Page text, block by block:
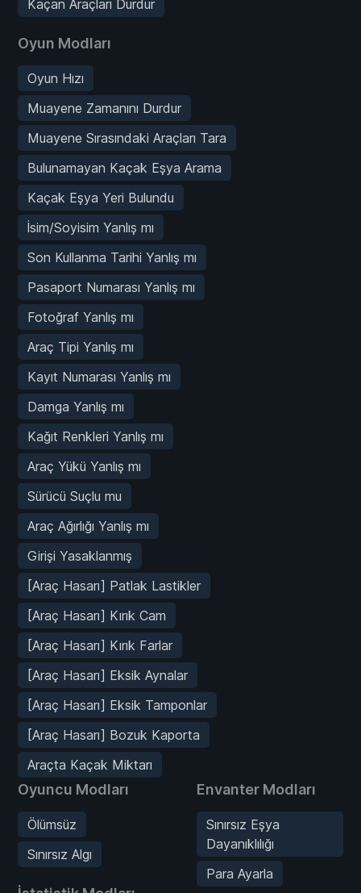
Kaçan Araçları Durdur
Oyun Modları
Oyun Hızı
Muayene Zamanını Durdur
Muayene Sırasındaki Araçları Tara
Bulunamayan Kaçak Eşya Arama
Kaçak Eşya Yeri Bulundu
İsim/Soyisim Yanlış mı
Son Kullanma Tarihi Yanlış mı
Pasaport Numarası Yanlış mı
Fotoğraf Yanlış mı
Araç Tipi Yanlış mı
Kayıt Numarası Yanlış mı
Damga Yanlış mı
Kağıt Renkleri Yanlış mı
Araç Yükü Yanlış mı
Sürücü Suçlu mu
Araç Ağırlığı Yanlış mı
Girişi Yasaklanmış
[Araç Hasarı] Patlak Lastikler
[Araç Hasarı] Kırık Cam
[Araç Hasarı] Kırık Farlar
[Araç Hasarı] Eksik Aynalar
[Araç Hasarı] Eksik Tamponlar
[Araç Hasarı] Bozuk Kaporta
Araçta Kaçak Miktarı
Oyuncu Modları
Ölümsüz
Sınırsız Algı
Envanter Modları
Sınırsız Eşya
Dayanıklılığı
Para Ayarla